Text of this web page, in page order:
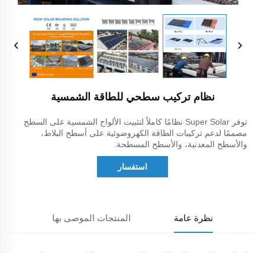
نظام تركيب سطحي للطاقة الشمسية
توفر Super Solar نظامًا كاملاً لتثبيت الألواح الشمسية على السطح
مصممًا لدعم تركيبات الطاقة الكهروضوئية على أسطح البلاط،
والأسطح المعدنية، والأسطح المسطحة.
استفسار
نظرة عامة المنتجات الموصى بها